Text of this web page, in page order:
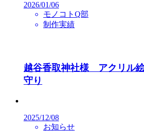
2026/01/06
モノコトQ部
制作実績
越谷香取神社様 アクリル
守り
2025/12/08
お知らせ